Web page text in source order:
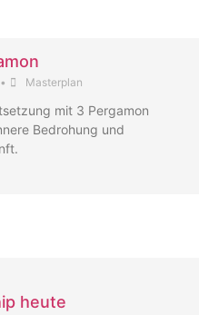
• Masterplan
mit 3 Pergamon
Bedrohung und
heute